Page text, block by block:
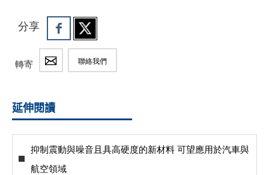
分享
轉寄 聯絡我們
延伸閱讀
抑制震動與噪音且具高硬度的新材料 可望應用於汽車與
航空領域